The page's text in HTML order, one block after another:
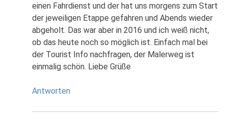
einen Fahrdienst und der hat uns morgens zum Start
der jeweiligen Etappe gefahren und Abends wieder
abgeholt. Das war aber in 2016 und ich weiß nicht,
ob das heute noch so möglich ist. Einfach mal bei
der Tourist Info nachfragen, der Malerweg ist
einmalig schön. Liebe Grüße
Antworten